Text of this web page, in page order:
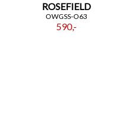
ROSEFIELD
OWGSS-O63
590,-